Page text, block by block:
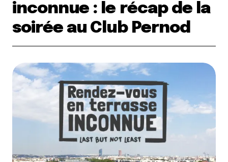
inconnue : le récap de la
soirée au Club Pernod